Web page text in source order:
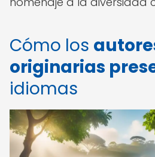
Cómo los
originarias
idiomas